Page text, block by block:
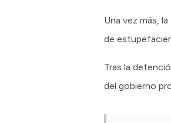
Una vez más,
de
Tras la
del gobierno